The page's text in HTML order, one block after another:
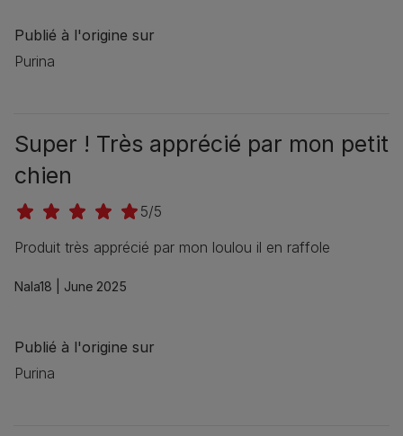
Publié à l'origine sur
Purina
Super ! Très apprécié par mon petit
chien
5/5
Produit très apprécié par mon loulou il en raffole
Nala18 | June 2025
Publié à l'origine sur
Purina